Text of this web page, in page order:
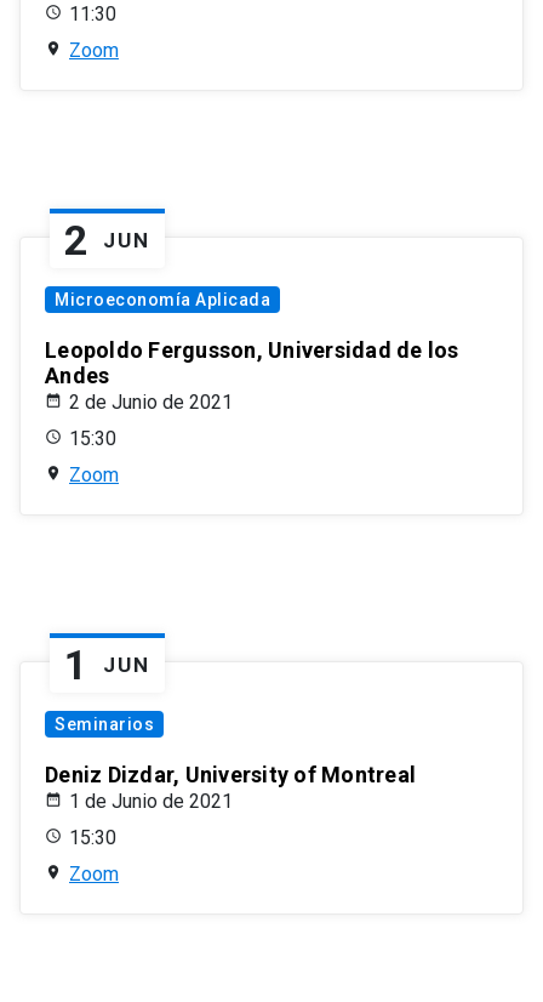
11:30
Zoom
2 JUN
Microeconomía Aplicada
Leopoldo Fergusson, Universidad de los
Andes
2 de Junio de 2021
15:30
Zoom
1 JUN
Seminarios
Deniz Dizdar, University of Montreal
1 de Junio de 2021
15:30
Zoom